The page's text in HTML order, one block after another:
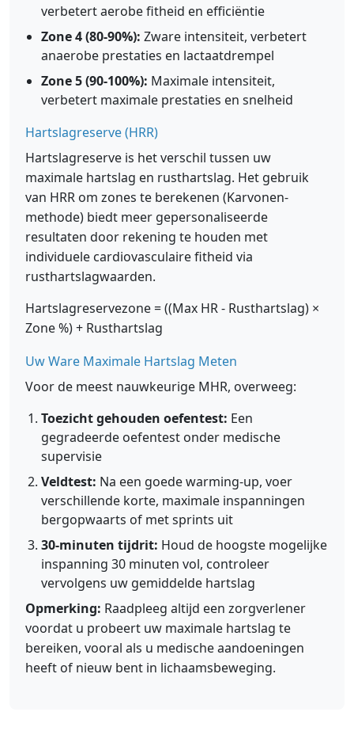
verbetert aerobe fitheid en efficiëntie
Zone 4 (80-90%): Zware intensiteit, verbetert
anaerobe prestaties en lactaatdrempel
Zone 5 (90-100%): Maximale intensiteit,
verbetert maximale prestaties en snelheid
Hartslagreserve (HRR)
Hartslagreserve is het verschil tussen uw
maximale hartslag en rusthartslag. Het gebruik
van HRR om zones te berekenen (Karvonen-
methode) biedt meer gepersonaliseerde
resultaten door rekening te houden met
individuele cardiovasculaire fitheid via
rusthartslagwaarden.
Hartslagreservezone = ((Max HR - Rusthartslag) ×
Zone %) + Rusthartslag
Uw Ware Maximale Hartslag Meten
Voor de meest nauwkeurige MHR, overweeg:
Toezicht gehouden oefentest: Een
gegradeerde oefentest onder medische
supervisie
Veldtest: Na een goede warming-up, voer
verschillende korte, maximale inspanningen
bergopwaarts of met sprints uit
30-minuten tijdrit: Houd de hoogste mogelijke
inspanning 30 minuten vol, controleer
vervolgens uw gemiddelde hartslag
Opmerking: Raadpleeg altijd een zorgverlener
voordat u probeert uw maximale hartslag te
bereiken, vooral als u medische aandoeningen
heeft of nieuw bent in lichaamsbeweging.